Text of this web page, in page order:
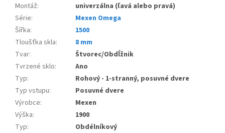
Montáž:
univerzálna (ľavá alebo pravá)
Série:
Mexen Omega
Šířka:
1500
Tloušťka skla:
8 mm
Tvar:
Štvorec/Obdĺžnik
Tvrzené sklo:
Ano
Typ:
Rohový - 1-stranný, posuvné dvere
Typ vstupu:
Posuvné dvere
Výrobce:
Mexen
Výška:
1900
Typ:
Obdélníkový